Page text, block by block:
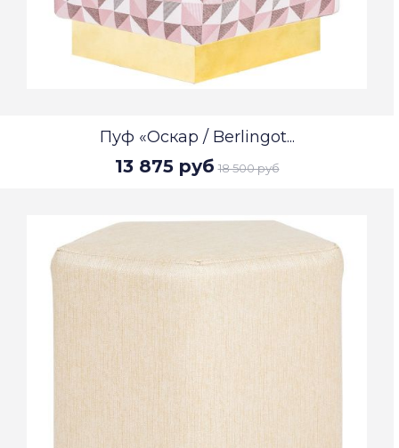
Пуф «Оскар / Berlingot...
13 875 руб 18 500 руб